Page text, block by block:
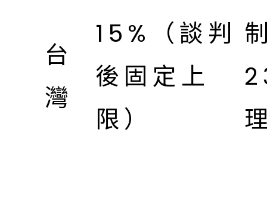
台
灣
15%（談判
後固定上
限）